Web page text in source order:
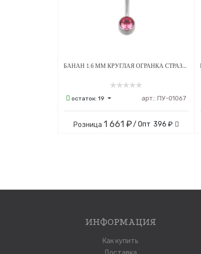
БАНАН 1.6 ММ КРУГЛАЯ ОГРАНКА СТРАЗЫ PINK 4*6 ММ ВНУТРЕННЯЯ РЕЗЬБА ТИТАН
остаток:19 арт.: ПУ-01067
Розница 1 661 ₽/ Опт 396 ₽
ИНФОРМАЦИЯ
Как купить